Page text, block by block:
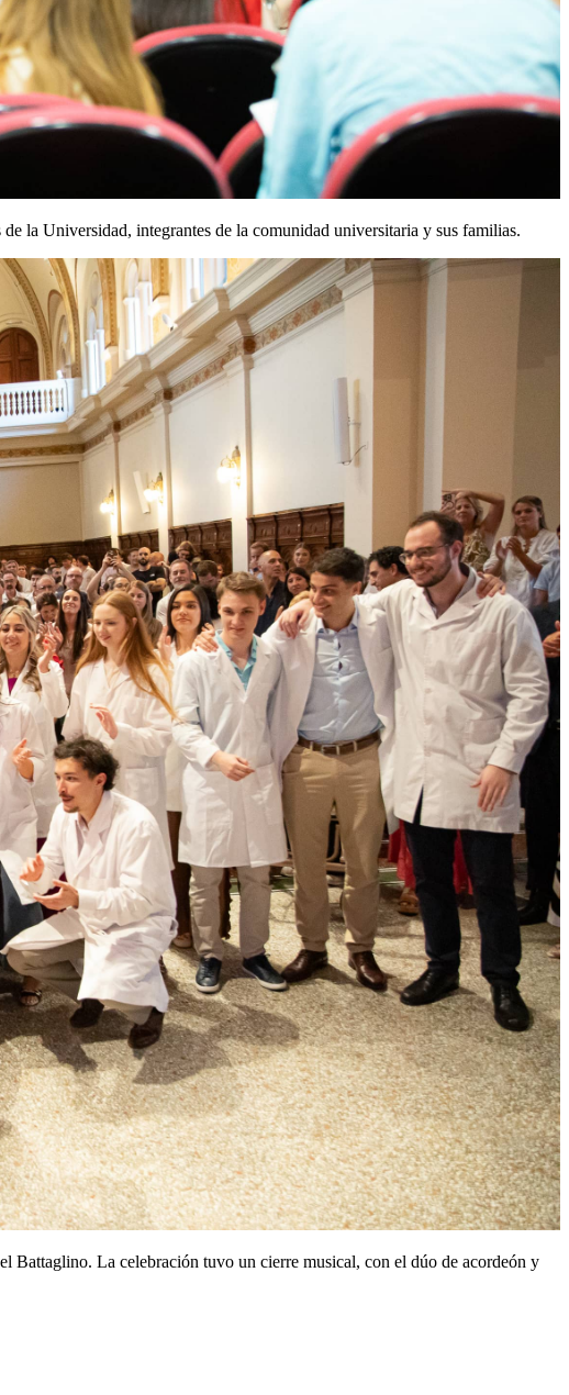
la Universidad, integrantes de la comunidad universitaria y sus familias.
La celebración tuvo un cierre musical, con el dúo de acordeón y